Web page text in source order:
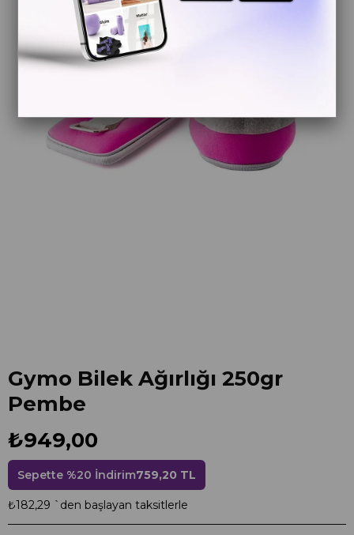
Gymo Bilek Ağırlığı 250gr
Pembe
₺949,00
Sepette %20 İndirim759,20 TL
₺182,29 `den başlayan taksitlerle